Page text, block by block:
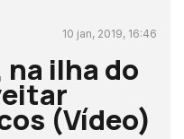
10 jan, 2019, 16:46
na ilha do
(Vídeo)